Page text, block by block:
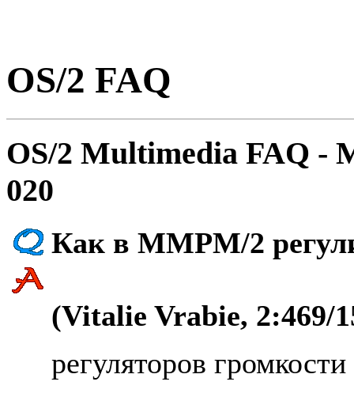
OS/2 FAQ
OS/2 Multimedia FAQ -
020
Как в MMPM/2
(Vitalie Vrabie, 2:469/
регуляторов